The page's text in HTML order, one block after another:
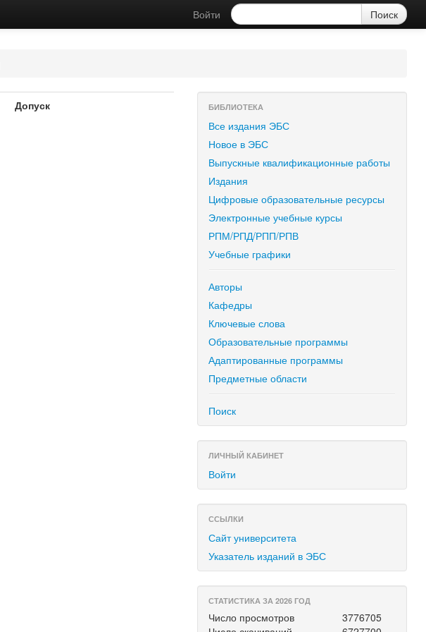
Войти
Допуск БИБЛИОТЕКА
Все издания ЭБС
Новое в ЭБС
Выпускные квалификационные работы
Издания
Цифровые образовательные ресурсы
Электронные учебные курсы
РПМ/РПД/РПП/РПВ
Учебные графики
Авторы
Кафедры
Ключевые слова
Образовательные программы
Адаптированные программы
Предметные области
Поиск
ЛИЧНЫЙ КАБИНЕТ
Войти
ССЫЛКИ
Сайт университета
Указатель изданий в ЭБС
СТАТИСТИКА ЗА 2026 ГОД
Число просмотров
3776705